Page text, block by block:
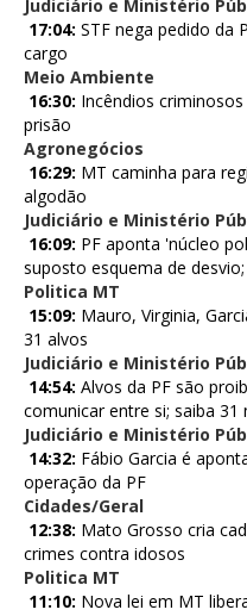
Judiciário e Ministério
17:04: STF nega pedido da
cargo
Meio Ambiente
16:30: Incêndios
prisão
Agronegócios
16:29: MT caminha para
algodão
Judiciário e Ministério
16:09: PF aponta 'núcleo
suposto esquema de
Politica MT
15:09: Mauro, Virginia,
31 alvos
Judiciário e Ministério
14:54: Alvos da PF são
comunicar entre si; saiba 31
Judiciário e Ministério
14:32: Fábio Garcia é
operação da PF
Cidades/Geral
12:38: Mato Grosso cria
crimes contra idosos
Politica MT
11:10: Nova lei em MT